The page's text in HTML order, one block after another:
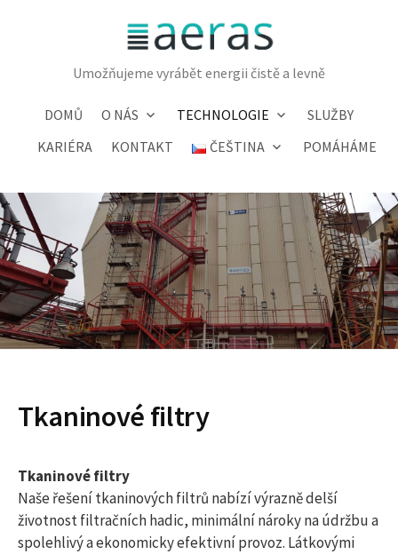
Umožňujeme vyrábět energii čistě a levně
DOMŮ O NÁS TECHNOLOGIE
SLUŽBY
KARIÉRA
KONTAKT ČEŠTINA POMÁHÁME
Tkaninové filtry
Tkaninovéfiltry
Naše řešení tkaninových filtrů nabízí výrazně delší
životnost filtračních hadic, minimální nároky na údržbu a
spolehlivý a ekonomicky efektivní provoz. Látkovými